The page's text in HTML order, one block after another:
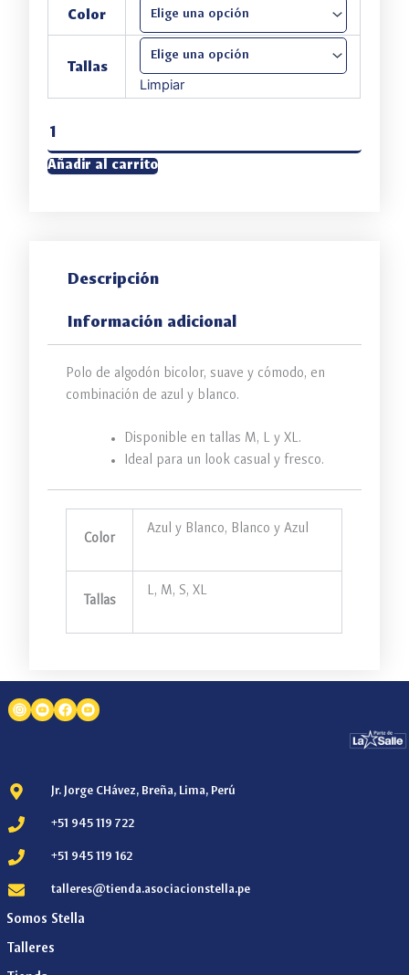
Color
Tallas
Limpiar
algodón
cantidad
Añadir al carrito
Descripción
Información adicional
Polo de algodón bicolor, suave y cómodo, en
combinación de azul y blanco.
Disponible en tallas M, L y XL.
Ideal para un look casual y fresco.
Color
Azul y Blanco, Blanco y Azul
Tallas
L, M, S, XL
Jr. Jorge CHávez, Breña, Lima, Perú
+51 945 119 722
+51 945 119 162
talleres@tienda.asociacionstella.pe
Somos Stella
Talleres